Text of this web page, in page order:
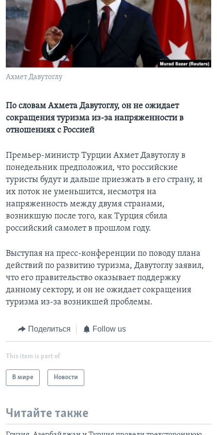
Learning English
СОЦИАЛЬНЫЕ СЕТИ
Ахмет Давутоглу
По словам Ахмета Давутоглу, он не ожидает
сокращения туризма из-за напряженности в
отношениях с Россией
Премьер-министр Турции Ахмет Давутоглу в
понедельник предположил, что российские
туристы будут и дальше приезжать в его страну, и
их поток не уменьшится, несмотря на
напряженность между двумя странами,
возникшую после того, как Турция сбила
российский самолет в прошлом году.
Выступая на пресс-конференции по поводу плана
действий по развитию туризма, Давутоглу заявил,
что его правительство оказывает поддержку
данному сектору, и он не ожидает сокращения
туризма из-за возникшей проблемы.
Поделиться Follow us
This item is part of
В мире Новости
Читайте также